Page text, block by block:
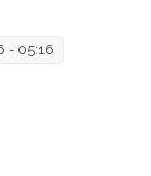
- 05:16